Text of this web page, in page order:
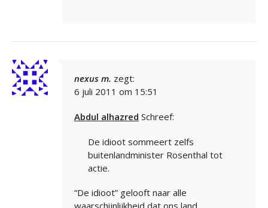
nexus m. zegt:
6 juli 2011 om 15:51
Abdul alhazred Schreef:
De idioot sommeert zelfs
buitenlandminister Rosenthal tot
actie.
“De idioot” gelooft naar alle